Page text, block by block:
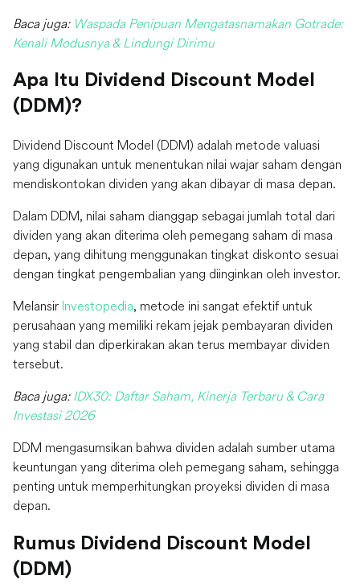
Baca juga: Waspada Penipuan Mengatasnamakan Gotrade:
Kenali Modusnya & Lindungi Dirimu
Apa Itu Dividend Discount Model
(DDM)?
Dividend Discount Model (DDM) adalah metode valuasi
yang digunakan untuk menentukan nilai wajar saham dengan
mendiskontokan dividen yang akan dibayar di masa depan.
Dalam DDM, nilai saham dianggap sebagai jumlah total dari
dividen yang akan diterima oleh pemegang saham di masa
depan, yang dihitung menggunakan tingkat diskonto sesuai
dengan tingkat pengembalian yang diinginkan oleh investor.
Melansir Investopedia, metode ini sangat efektif untuk
perusahaan yang memiliki rekam jejak pembayaran dividen
yang stabil dan diperkirakan akan terus membayar dividen
tersebut.
Baca juga: IDX30: Daftar Saham, Kinerja Terbaru & Cara
Investasi 2026
DDM mengasumsikan bahwa dividen adalah sumber utama
keuntungan yang diterima oleh pemegang saham, sehingga
penting untuk memperhitungkan proyeksi dividen di masa
depan.
Rumus Dividend Discount Model
(DDM)